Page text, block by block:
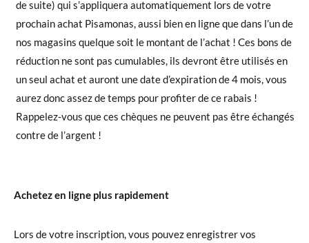
de suite) qui s’appliquera automatiquement lors de votre
prochain achat Pisamonas, aussi bien en ligne que dans l’un de
nos magasins quelque soit le montant de l’achat ! Ces bons de
réduction ne sont pas cumulables, ils devront être utilisés en
un seul achat et auront une date d’expiration de 4 mois, vous
aurez donc assez de temps pour profiter de ce rabais !
Rappelez-vous que ces chèques ne peuvent pas être échangés
contre de l’argent !
Achetez en ligne plus rapidement
Lors de votre inscription, vous pouvez enregistrer vos